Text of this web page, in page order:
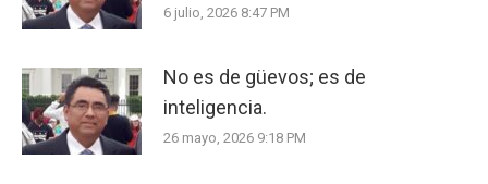
6 julio, 2026 8:47 PM
No es de güevos; es de
inteligencia.
26 mayo, 2026 9:18 PM